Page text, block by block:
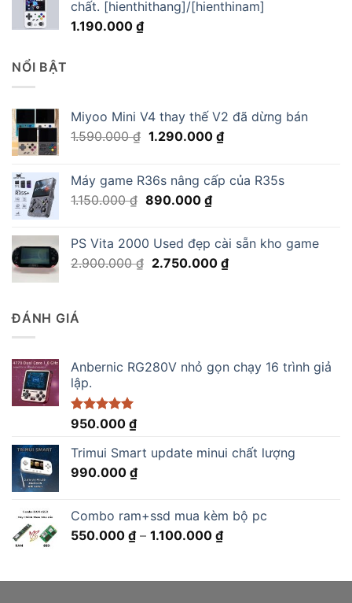
chất. [hienthithang]/[hienthinam]
1.190.000 ₫
NỔI BẬT
Miyoo Mini V4 thay thế V2 đã dừng bán
1.590.000₫ Giá
1.590.000 ₫.
1.290.000 ₫Giá
là:
Máy game R36s nâng cấp của R35s
1.150.000₫ Giá
1.150.000 ₫.
890.000 ₫Giá
là:
890.000 ₫.
PS Vita 2000 Used đẹp cài sẵn kho game
2.900.000₫ Giá
2.750.000 ₫Giá
ĐÁNH GIÁ
Anbernic RG280V nhỏ gọn chạy 16 trình giả
lập.
Được xếp
5 sao
950.000 ₫
Trimui Smart update minui chất lượng
990.000 ₫
Combo ram+ssd mua kèm bộ pc
550.000 ₫ – 1.100.000 ₫Khoảng
550.000 ₫